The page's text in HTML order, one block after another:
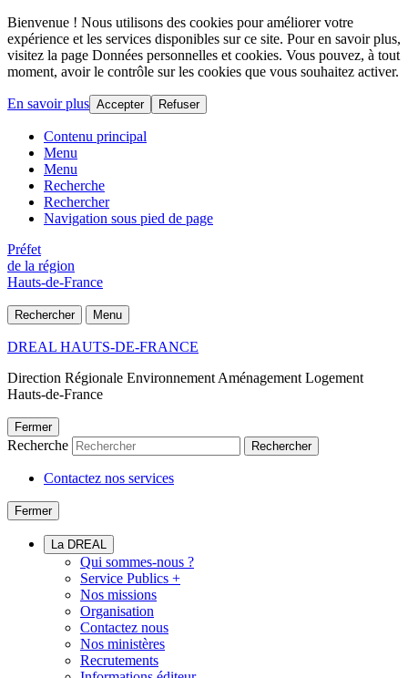
Bienvenue ! Nous utilisons des cookies pour améliorer votre
expérience et les services disponibles sur ce site. Pour en savoir plus,
visitez la page Données personnelles et cookies. Vous pouvez, à tout
moment, avoir le contrôle sur les cookies que vous souhaitez activer.
En savoir plus Accepter Refuser
Contenu principal
Menu
Menu
Recherche
Rechercher
Navigation sous pied de page
Préfet
de la région
Hauts-de-France
Rechercher Menu
DREAL HAUTS-DE-FRANCE
Direction Régionale Environnement Aménagement Logement
Hauts-de-France
Fermer
Recherche Rechercher
Contactez nos services
Fermer
La DREAL
Qui sommes-nous ?
Service Publics +
Nos missions
Organisation
Contactez nous
Nos ministères
Recrutements